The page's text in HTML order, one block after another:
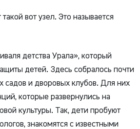
вот узел. Это называется
детства Урала», который
детей. Здесь собралось почти
садов и дворовых клубов. Для них
которые развернулись на
культуры. Так, дети пробуют
знакомятся с известными